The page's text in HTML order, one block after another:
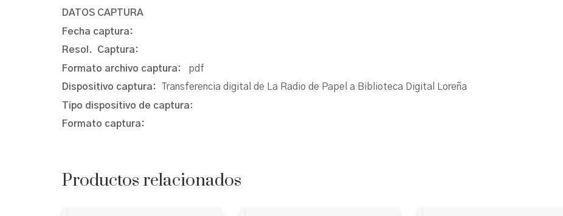
DATOS CAPTURA
Fecha captura:
Resol. Captura:
Formato archivo captura: pdf
Dispositivo captura:
Transferencia digital de La Radio de Papel a Biblioteca Digital Loreña
Tipo dispositivo de captura:
Formato captura:
Productos relacionados